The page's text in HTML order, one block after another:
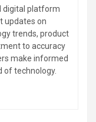
digital platform
updates on
trends, product
to accuracy
make informed
of technology.